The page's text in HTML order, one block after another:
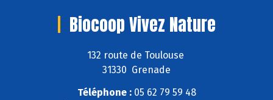
Biocoop Vivez Nature
132 route de Toulouse
31330 Grenade
Téléphone :05 62 79 59 48